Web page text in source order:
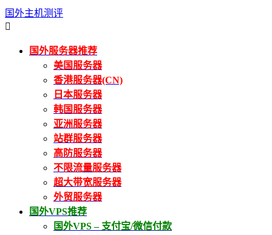
国外主机测评

国外服务器推荐
美国服务器
香港服务器(CN)
日本服务器
韩国服务器
亚洲服务器
站群服务器
高防服务器
不限流量服务器
超大带宽服务器
外贸服务器
国外VPS推荐
国外VPS – 支付宝/微信付款